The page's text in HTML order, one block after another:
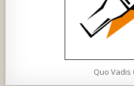
Quo Vadis